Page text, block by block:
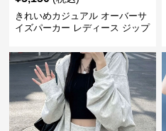
きれいめカジュアル オーバーサ
イズパーカー レディース ジップ
型カバー フード付き 春秋冬羽織
り